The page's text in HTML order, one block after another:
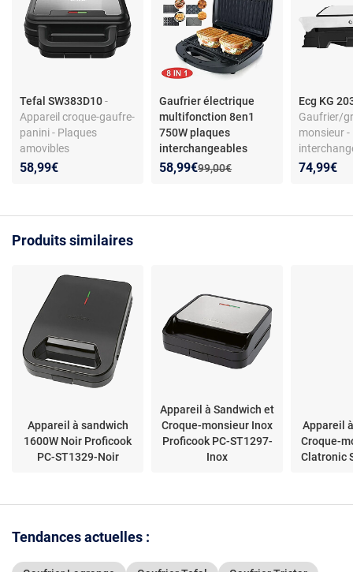
Tefal SW383D10-
Appareil croque-gaufre-
panini - Plaques
amovibles
antiadhésives - 700 W -
58,99€
Gaufrier électrique
multifonction 8en1
750W plaques
interchangeables
croque monsieur grill
Ancien prix :
99,00€
Nouveau prix :
58,99€
Réduction de :
Ecg KG
Gaufrier/
monsieur -
Double
74,99€
Produits similaires
Appareil à sandwich
1600W Noir Proficook
PC-ST1329-Noir
Appareil à Sandwich et
Croque-monsieur Inox
Proficook PC-ST1297-
Inox
Appareil
Croque-
Clatronic
Tendances actuelles :